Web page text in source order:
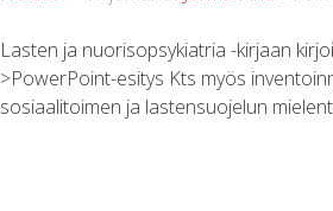
Lasten ja nuorisopsykiatria -kirjaan
>PowerPoint-esitys Kts myös
sosiaalitoimen ja lastensuojelun